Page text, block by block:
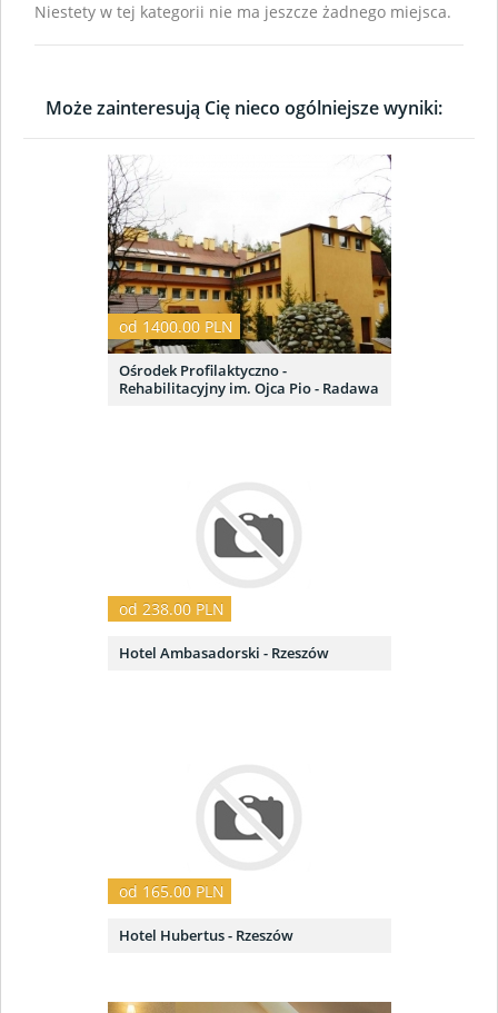
Niestety w tej kategorii nie ma jeszcze żadnego miejsca.
Może zainteresują Cię nieco ogólniejsze wyniki:
od 1400.00 PLN
Ośrodek Profilaktyczno -
Rehabilitacyjny im. Ojca Pio - Radawa
od 238.00 PLN
Hotel Ambasadorski - Rzeszów
od 165.00 PLN
Hotel Hubertus - Rzeszów